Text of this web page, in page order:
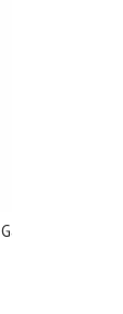
Gargantilla